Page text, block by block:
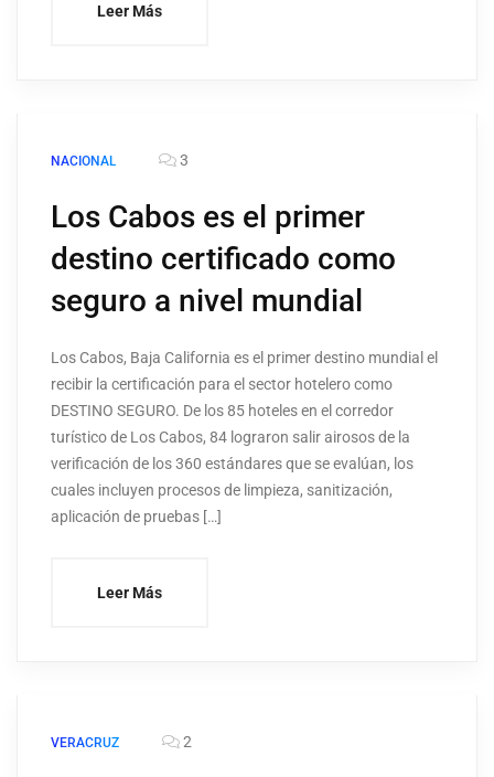
Leer Más
NACIONAL 3
Los Cabos es el primer
destino certificado como
seguro a nivel mundial
Los Cabos, Baja California es el primer destino mundial el
recibir la certificación para el sector hotelero como
DESTINO SEGURO. De los 85 hoteles en el corredor
turístico de Los Cabos, 84 lograron salir airosos de la
verificación de los 360 estándares que se evalúan, los
cuales incluyen procesos de limpieza, sanitización,
aplicación de pruebas […]
Leer Más
VERACRUZ 2